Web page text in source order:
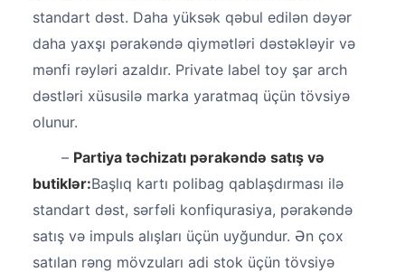
standart dəst. Daha yüksək qəbul edilən dəyər
daha yaxşı pərakəndə qiymətləri dəstəkləyir və
mənfi rəyləri azaldır. Private label toy şar arch
dəstləri xüsusilə marka yaratmaq üçün tövsiyə
olunur.
– Partiya təchizatı pərakəndə satış və
butiklər:Başlıq kartı polibag qablaşdırması ilə
standart dəst, sərfəli konfiqurasiya, pərakəndə
satış və impuls alışları üçün uyğundur. Ən çox
satılan rəng mövzuları adi stok üçün tövsiyə